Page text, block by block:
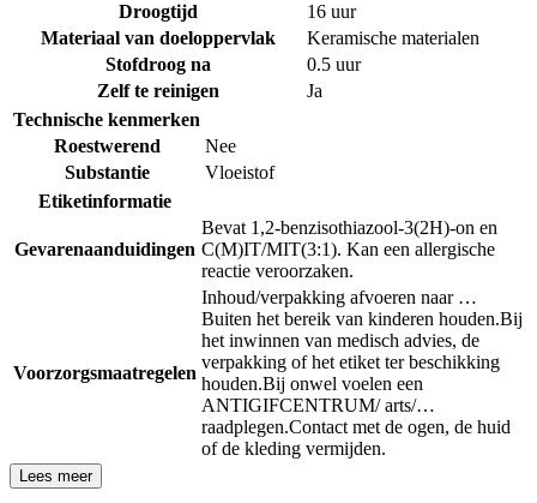
Droogtijd
16 uur
Materiaal van doeloppervlak
Keramische materialen
Stofdroog na
0.5 uur
Zelf te reinigen
Ja
Technische kenmerken
Roestwerend
Nee
Substantie
Vloeistof
Etiketinformatie
Gevarenaanduidingen
Bevat 1,2-benzisothiazool-3(2H)-on en
C(M)IT/MIT(3:1). Kan een allergische
reactie veroorzaken.
Voorzorgsmaatregelen
Inhoud/verpakking afvoeren naar …
Buiten het bereik van kinderen houden.Bij
het inwinnen van medisch advies, de
verpakking of het etiket ter beschikking
houden.Bij onwel voelen een
ANTIGIFCENTRUM/ arts/…
raadplegen.Contact met de ogen, de huid
of de kleding vermijden.
Lees meer